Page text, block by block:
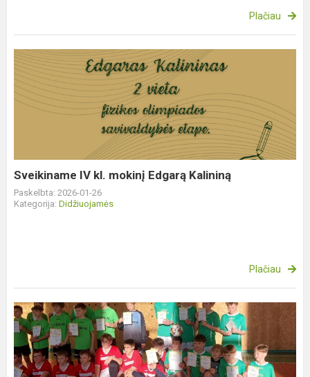
Plačiau
Sveikiname
IV
kl.
mokinį
Sveikiname IV kl. mokinį Edgarą Kalininą
Paskelbta: 2026-01-26
Kategorija: Didžiuojamės
Plačiau
Sveikiname
berniukų
futbolo
komandą